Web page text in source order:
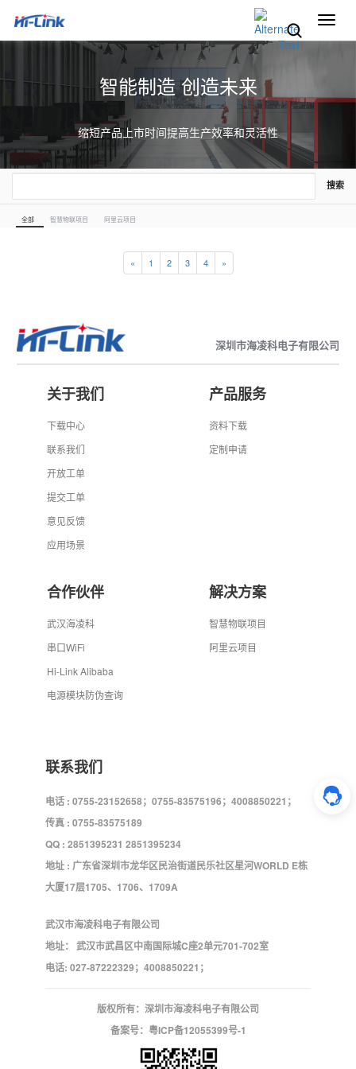
切
换
智能制造 创造未来
缩短产品上市时间提高生产效率和灵活性
搜索
全部 智慧物联项目 阿里云项目
« 1 2 3 4 »
深圳市海凌科电子有限公司
关于我们
下载中心
联系我们
开放工单
提交工单
意见反馈
应用场景
产品服务
资料下载
定制申请
合作伙伴
武汉海凌科
串口WiFi
Hi-Link Alibaba
电源模块防伪查询
解决方案
智慧物联项目
阿里云项目
联系我们
电话 : 0755-23152658；0755-83575196；4008850221；
传真 : 0755-83575189
QQ : 2851395231 2851395234
地址 : 广东省深圳市龙华区民治街道民乐社区星河WORLD E栋
大厦17层1705、1706、1709A
武汉市海凌科电子有限公司
地址： 武汉市武昌区中南国际城C座2单元701-702室
电话: 027-87222329；4008850221；
版权所有：深圳市海凌科电子有限公司
备案号： 粤ICP备12055399号-1